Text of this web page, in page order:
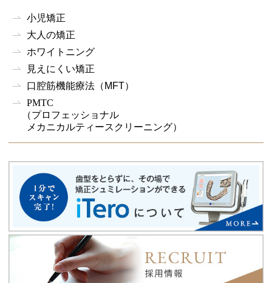
小児矯正
大人の矯正
ホワイトニング
見えにくい矯正
口腔筋機能療法 （MFT）
PMTC
（プロフェッショナル
メカニカルティースクリーニング）